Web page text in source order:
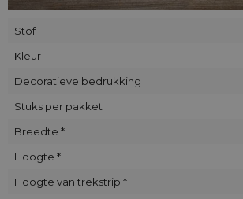
Stof
Kleur
Decoratieve bedrukking
Stuks per pakket
Breedte *
Hoogte *
Hoogte van trekstrip *